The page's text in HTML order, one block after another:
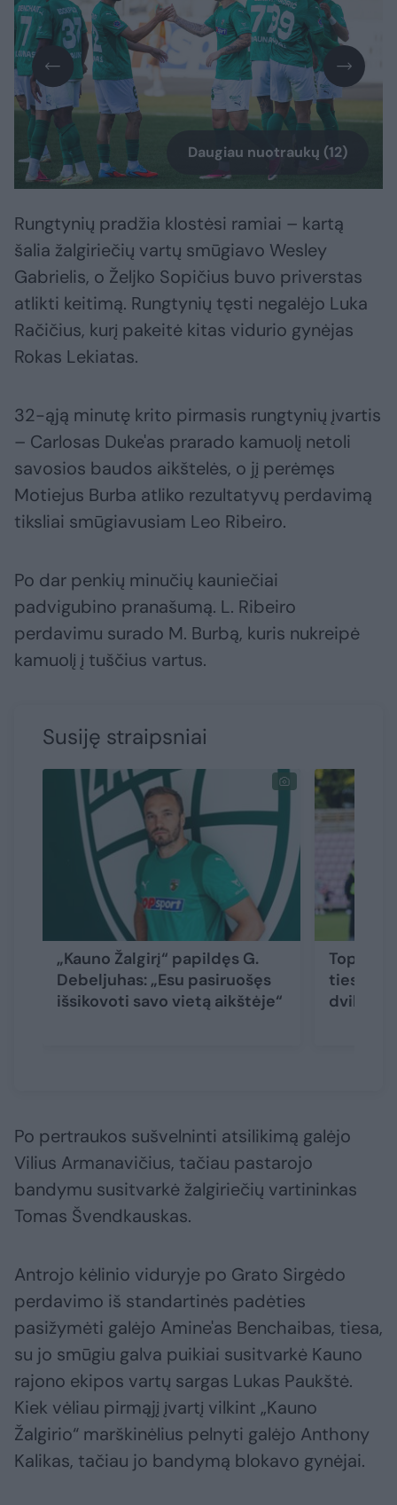
Daugiau nuotraukų (12)
Rungtynių pradžia klostėsi ramiai – kartą
šalia žalgiriečių vartų smūgiavo Wesley
Gabrielis, o Željko Sopičius buvo priverstas
atlikti keitimą. Rungtynių tęsti negalėjo Luka
Račičius, kurį pakeitė kitas vidurio gynėjas
Rokas Lekiatas.
32-ąją minutę krito pirmasis rungtynių įvartis
– Carlosas Duke'as prarado kamuolį netoli
savosios baudos aikštelės, o jį perėmęs
Motiejus Burba atliko rezultatyvų perdavimą
tiksliai smūgiavusiam Leo Ribeiro.
Po dar penkių minučių kauniečiai
padvigubino pranašumą. L. Ribeiro
perdavimu surado M. Burbą, kuris nukreipė
kamuolį į tuščius vartus.
Susiję straipsniai
„Kauno Žalgirį“ papildęs G.
Debeljuhas: „Esu pasiruošęs
išsikovoti savo vietą aikštėje“
dvikova
Po pertraukos sušvelninti atsilikimą galėjo
Vilius Armanavičius, tačiau pastarojo
bandymu susitvarkė žalgiriečių vartininkas
Tomas Švendkauskas.
Antrojo kėlinio viduryje po Grato Sirgėdo
perdavimo iš standartinės padėties
pasižymėti galėjo Amine'as Benchaibas, tiesa,
su jo smūgiu galva puikiai susitvarkė Kauno
rajono ekipos vartų sargas Lukas Paukštė.
Kiek vėliau pirmąjį įvartį vilkint „Kauno
Žalgirio“ marškinėlius pelnyti galėjo Anthony
Kalikas, tačiau jo bandymą blokavo gynėjai.